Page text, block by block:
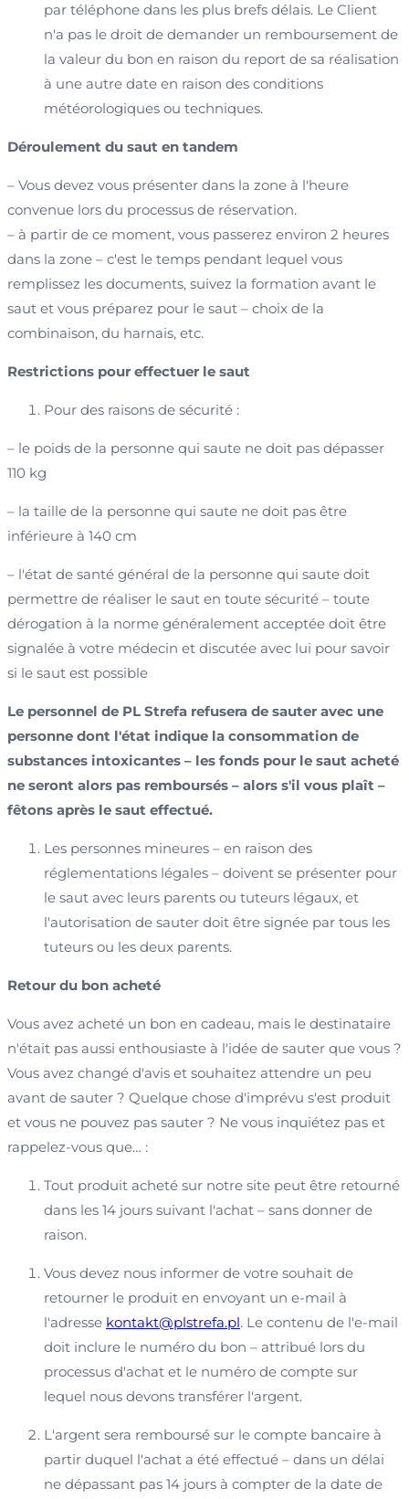
par téléphone dans les plus brefs délais. Le Client
n'a pas le droit de demander un remboursement de
la valeur du bon en raison du report de sa réalisation
à une autre date en raison des conditions
météorologiques ou techniques.
Déroulement du saut en tandem
– Vous devez vous présenter dans la zone à l'heure
convenue lors du processus de réservation.
– à partir de ce moment, vous passerez environ 2 heures
dans la zone – c'est le temps pendant lequel vous
remplissez les documents, suivez la formation avant le
saut et vous préparez pour le saut – choix de la
combinaison, du harnais, etc.
Restrictions pour effectuer le saut
Pour des raisons de sécurité :
– le poids de la personne qui saute ne doit pas dépasser
110 kg
– la taille de la personne qui saute ne doit pas être
inférieure à 140 cm
– l'état de santé général de la personne qui saute doit
permettre de réaliser le saut en toute sécurité – toute
dérogation à la norme généralement acceptée doit être
signalée à votre médecin et discutée avec lui pour savoir
si le saut est possible
Le personnel de PL Strefa refusera de sauter avec une
personne dont l'état indique la consommation de
substances intoxicantes – les fonds pour le saut acheté
ne seront alors pas remboursés – alors s'il vous plaît –
fêtons après le saut effectué.
Les personnes mineures – en raison des
réglementations légales – doivent se présenter pour
le saut avec leurs parents ou tuteurs légaux, et
l'autorisation de sauter doit être signée par tous les
tuteurs ou les deux parents.
Retour du bon acheté
Vous avez acheté un bon en cadeau, mais le destinataire
n'était pas aussi enthousiaste à l'idée de sauter que vous ?
Vous avez changé d'avis et souhaitez attendre un peu
avant de sauter ? Quelque chose d'imprévu s'est produit
et vous ne pouvez pas sauter ? Ne vous inquiétez pas et
rappelez-vous que… :
Tout produit acheté sur notre site peut être retourné
dans les 14 jours suivant l'achat – sans donner de
raison.
Vous devez nous informer de votre souhait de
retourner le produit en envoyant un e-mail à
l'adresse kontakt@plstrefa.pl. Le contenu de l'e-mail
doit inclure le numéro du bon – attribué lors du
processus d'achat et le numéro de compte sur
lequel nous devons transférer l'argent.
L'argent sera remboursé sur le compte bancaire à
partir duquel l'achat a été effectué – dans un délai
ne dépassant pas 14 jours à compter de la date de